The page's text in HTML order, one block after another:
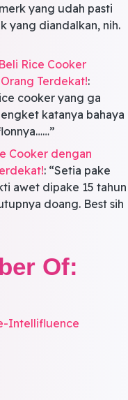
yang udah pasti
yang diandalkan, nih.
Rice Cooker
Terdekat!:
cooker yang ga
katanya bahaya
”
Cooker dengan
: “Setia pake
awet dipake 15 tahun
doang. Best sih
Of: